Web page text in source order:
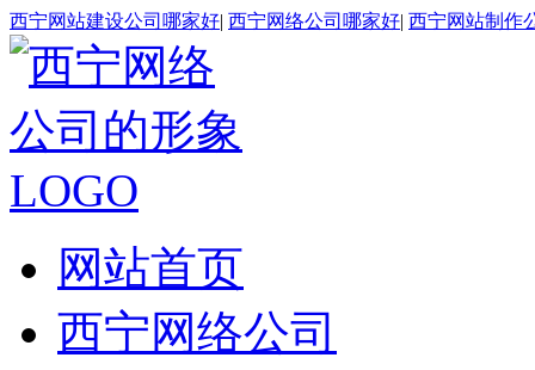
西宁网站建设公司哪家好| 西宁网络公司哪家好| 西宁网站制作
网站首页
西宁网络公司